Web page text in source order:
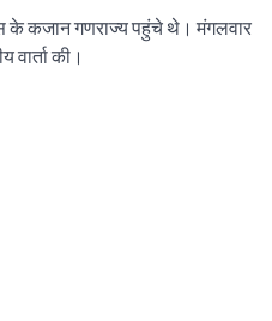
के कजान गणराज्य पहुंचे थे। मंगलवार
वार्ता की।